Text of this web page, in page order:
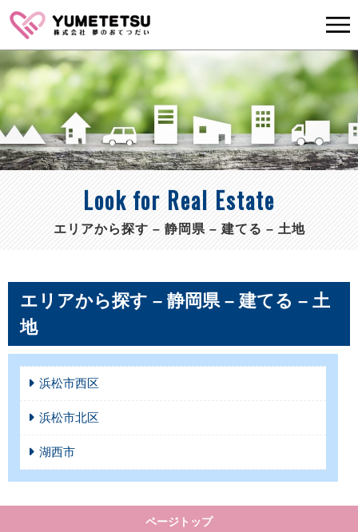
Look for Real Estate
エリアから探す – 静岡県 – 建てる – 土地
エリアから探す – 静岡県 – 建てる – 土
地
浜松市西区
浜松市北区
湖西市
ページトップ